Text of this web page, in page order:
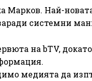
Марков. Най-
системни
на bTV,
медията да